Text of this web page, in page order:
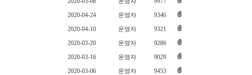
2020-04-24 운영자
9346
2020-04-10 운영자
9321
2020-03-20 운영자
9286
2020-03-16 운영자
9029
2020-03-06 운영자
9453